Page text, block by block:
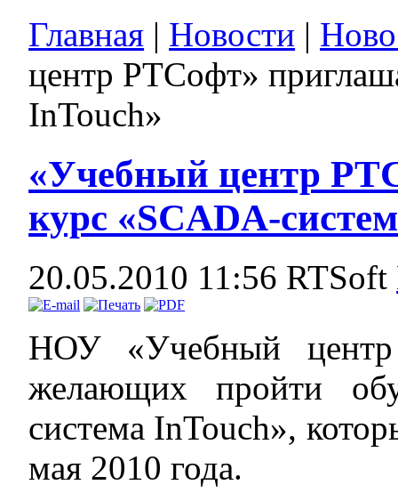
Главная | Новости |
центр РТСофт»
InTouch»
«Учебный центр
курс «SCADA-
20.05.2010 11:56 RTSoft
НОУ «Учебный центр
желающих пройти
система InTouch»,
мая 2010 года.